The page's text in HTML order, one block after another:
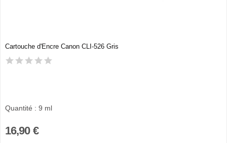
Cartouche d'Encre Canon CLI-526 Gris
Quantité : 9 ml
16,90 €